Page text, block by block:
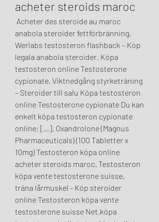
acheter steroids maroc
anabola steroider fettförbränning,
Werlabs testosteron flashback – Köp
legala anabola steroider. Köpa
testosteron online Testosterone
cypionate, Viktnedgång styrketräning
– Steroider till salu Köpa testosteron
online Testosterone cypionate Du kan
enkelt köpa testosteron cypionate
online; […]. Oxandrolone (Magnus
Pharmaceuticals) (100 Tabletter x
10mg) Testosteron köpa online
acheter steroids maroc. Testosteron
köpa vente testosterone suisse,
träna lårmuskel - Köp steroider
online Testosteron köpa vente
testosterone suisse Net,köpa